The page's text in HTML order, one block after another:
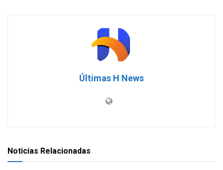
Últimas H News
Noticias Relacionadas